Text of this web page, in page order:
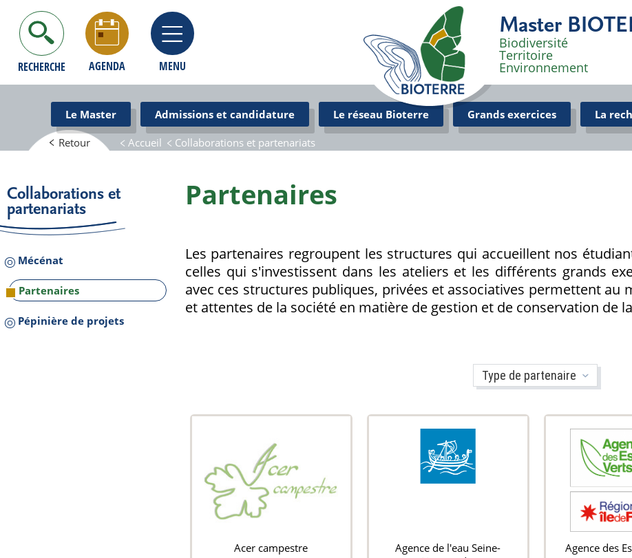
contenu
principal
RECHERCHE AGENDA MENU
Master
Biodiversité
Territoire
Environnement
principale
Le Master Admissions et candidature Le réseau Bioterre Grands exercices La
Retour Accueil Collaborations et partenariats
Collaborations et
partenariats
Mécénat
Partenaires
Pépinière de projets
Partenaires
Les partenaires regroupent les structures qui accueillent nos
celles qui s'investissent dans les ateliers et les différents grands
avec ces structures publiques, privées et associatives permettent au
et attentes de la société en matière de gestion et de conservation de
Acer campestre
Agence de l'eau Seine-
Agence des